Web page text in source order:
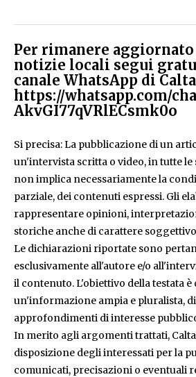
Per rimanere
notizie locali segui
canale WhatsApp di
https://whatsapp.com/
AkvGI77qVRlECsmk0o
Si precisa: La pubblicazione di un
un'intervista scritta o video, in tutte
non implica necessariamente la
parziale, dei contenuti espressi. Gli
rappresentare opinioni,
storiche anche di carattere
Le dichiarazioni riportate sono
esclusivamente all'autore e/o
il contenuto. L'obiettivo della testata
un'informazione ampia e pluralista,
approfondimenti di interesse
In merito agli argomenti trattati,
disposizione degli interessati per la
comunicati, precisazioni o eventuali